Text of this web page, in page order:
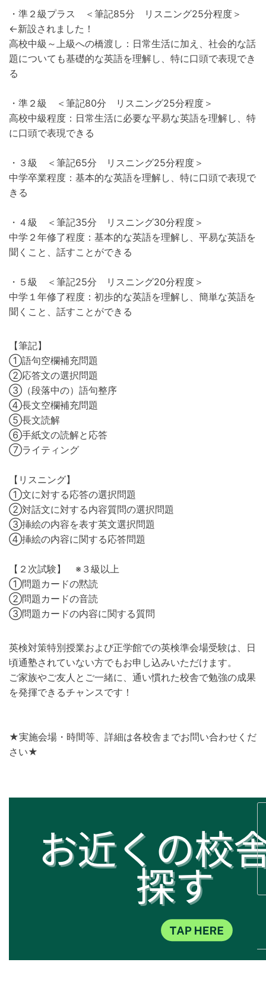
・準２級プラス ＜筆記85分 リスニング25分程度＞
←新設されました！
高校中級～上級への橋渡し：日常生活に加え、社会的な話
題についても基礎的な英語を理解し、特に口頭で表現でき
る
・準２級 ＜筆記80分 リスニング25分程度＞
高校中級程度：日常生活に必要な平易な英語を理解し、特
に口頭で表現できる
・３級 ＜筆記65分 リスニング25分程度＞
中学卒業程度：基本的な英語を理解し、特に口頭で表現で
きる
・４級 ＜筆記35分 リスニング30分程度＞
中学２年修了程度：基本的な英語を理解し、平易な英語を
聞くこと、話すことができる
・５級 ＜筆記25分 リスニング20分程度＞
中学１年修了程度：初歩的な英語を理解し、簡単な英語を
聞くこと、話すことができる
【筆記】
①語句空欄補充問題
②応答文の選択問題
③（段落中の）語句整序
④長文空欄補充問題
⑤長文読解
⑥手紙文の読解と応答
⑦ライティング
【リスニング】
①文に対する応答の選択問題
②対話文に対する内容質問の選択問題
③挿絵の内容を表す英文選択問題
④挿絵の内容に関する応答問題
【２次試験】 ※３級以上
①問題カードの黙読
②問題カードの音読
③問題カードの内容に関する質問
英検対策特別授業および正学館での英検準会場受験は、日
頃通塾されていない方でもお申し込みいただけます。
ご家族やご友人とご一緒に、通い慣れた校舎で勉強の成果
を発揮できるチャンスです！
★実施会場・時間等、詳細は各校舎までお問い合わせくだ
さい★